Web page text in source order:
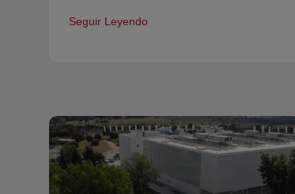
Seguir Leyendo